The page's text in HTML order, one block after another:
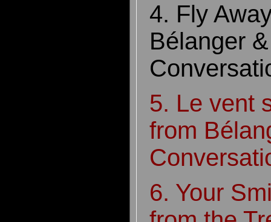
4. Fly
Bélanger
5. Le vent
from
6. Your